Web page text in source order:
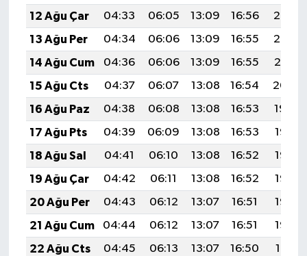
12 Ağu Çar
04:33 06:05 13:09 16:56
20:03
13 Ağu Per
04:34 06:06 13:09 16:55
20:02
14 Ağu Cum
04:36 06:06 13:09 16:55
20:01
15 Ağu Cts
04:37 06:07 13:08 16:54
20:00
16 Ağu Paz
04:38 06:08 13:08 16:53
19:59
17 Ağu Pts
04:39 06:09 13:08 16:53
19:57
18 Ağu Sal
04:41 06:10 13:08 16:52
19:56
19 Ağu Çar
04:42 06:11 13:08 16:52
19:55
20 Ağu Per
04:43 06:12 13:07 16:51
19:53
21 Ağu Cum
04:44 06:12 13:07 16:51
19:52
22 Ağu Cts
04:45 06:13 13:07 16:50
19:51